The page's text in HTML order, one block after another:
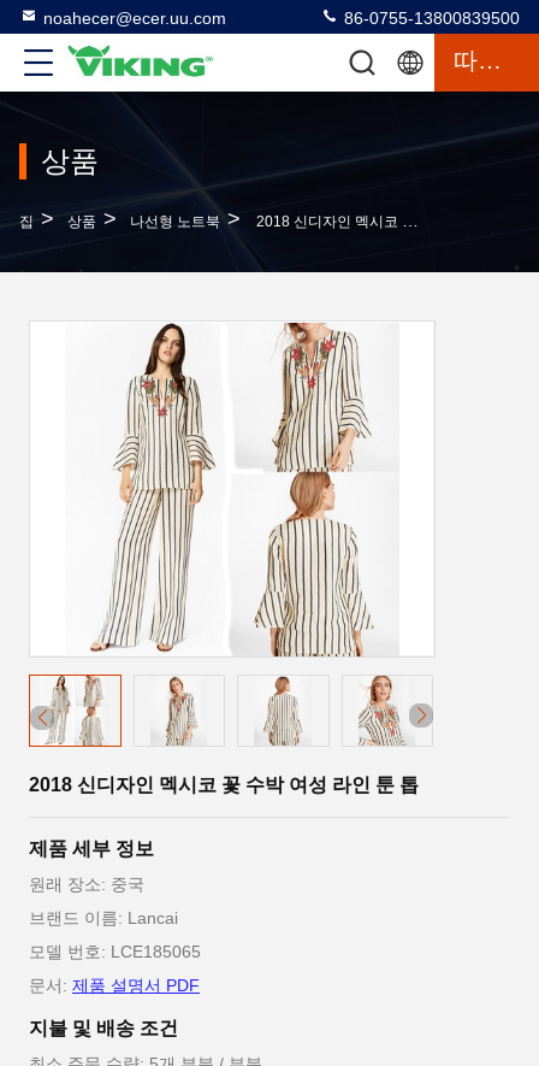
noahecer@ecer.uu.com 86-0755-13800839500
따옴표
상품
집 > 상품 > 나선형 노트북 > 2018 신디자인 멕시코 꽃 수박 여성 라인 툰 톱
2018 신디자인 멕시코 꽃 수박 여성 라인 툰 톱
제품 세부 정보
원래 장소: 중국
브랜드 이름: Lancai
모델 번호: LCE185065
문서: 제품 설명서 PDF
지불 및 배송 조건